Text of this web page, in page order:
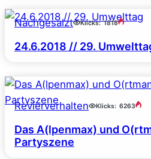
Nachgesalzt Klicks: 1818
24.6.2018 // 29.
Revierverhalten Klicks: 6263
Das A(lpenmax) und
Partyszene